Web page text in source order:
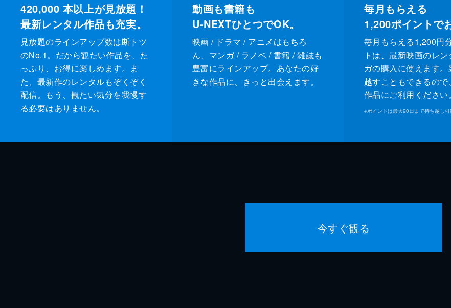
420,000 本以上が見放題！
最新レンタル作品も充実。
見放題のラインアップ数は断トツ
のNo.1。だから観たい作品を、た
っぷり、お得に楽しめます。ま
た、最新作のレンタルもぞくぞく
配信。もう、観たい気分を我慢す
る必要はありません。
動画も書籍も
U-NEXTひとつでOK。
映画 / ドラマ / アニメはもちろ
ん、マンガ / ラノベ / 書籍 / 雑誌も
豊富にラインアップ。あなたの好
きな作品に、きっと出会えます。
毎月もらえる
1,200ポイントで
毎月もらえる1,200円
トは、最新映画のレ
ガの購入に使えます。
越すこともできるので
作品にご利用ください。
※ポイントは最大90日まで持ち越し可
今すぐ観る